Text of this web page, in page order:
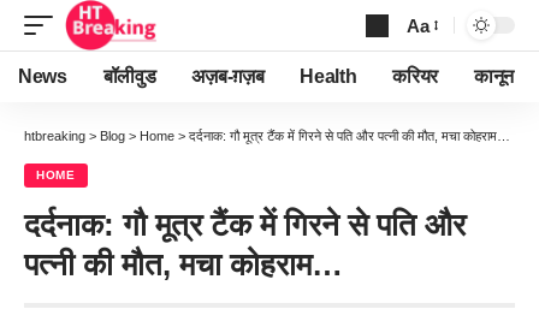
Font
Resizer
Aa
News बॉलीवुड अज़ब-ग़ज़ब Health करियर कानून
htbreaking > Blog > Home > दर्दनाक: गौ मूत्र टैंक में गिरने से पति और पत्नी की मौत, मचा कोहराम…
HOME
दर्दनाक: गौ मूत्र टैंक में गिरने से पति और
पत्नी की मौत, मचा कोहराम…